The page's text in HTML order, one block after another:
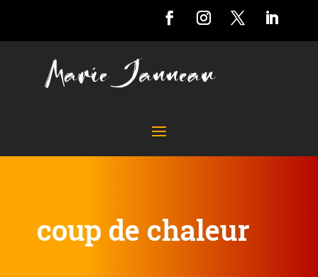
coup de chaleur